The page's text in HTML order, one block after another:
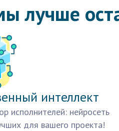
лучше
интеллект
исполнителей: нейросеть
для вашего проекта!